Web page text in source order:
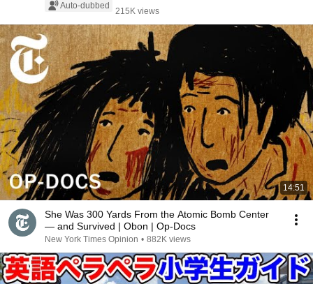
Auto-dubbed
215K views
14:51
She Was 300 Yards From the Atomic Bomb Center
— and Survived | Obon | Op-Docs
New York Times Opinion • 882K views